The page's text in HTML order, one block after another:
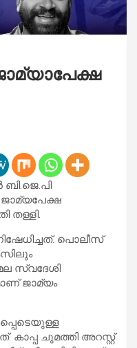
തള്ളി.
പൊലീസ്
സ്വദേശി
ജാമ്യം
കാപ്പ ചുമത്തി അറസ്റ്റ്